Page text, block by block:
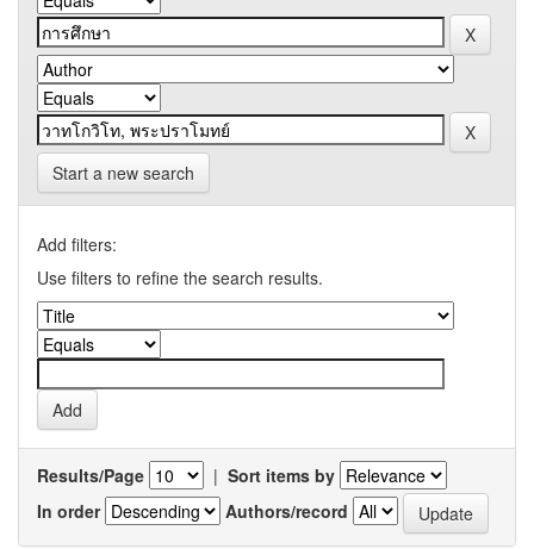
Start a new search
Add filters:
Use filters to refine the search results.
Results/Page | Sort items by
In order
Authors/record